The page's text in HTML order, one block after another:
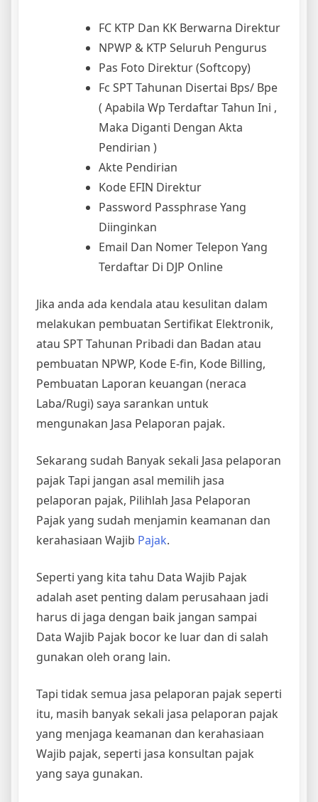
FC KTP Dan KK Berwarna Direktur
NPWP & KTP Seluruh Pengurus
Pas Foto Direktur (Softcopy)
Fc SPT Tahunan Disertai Bps/ Bpe
( Apabila Wp Terdaftar Tahun Ini ,
Maka Diganti Dengan Akta
Pendirian )
Akte Pendirian
Kode EFIN Direktur
Password Passphrase Yang
Diinginkan
Email Dan Nomer Telepon Yang
Terdaftar Di DJP Online
Jika anda ada kendala atau kesulitan dalam
melakukan pembuatan Sertifikat Elektronik,
atau SPT Tahunan Pribadi dan Badan atau
pembuatan NPWP, Kode E-fin, Kode Billing,
Pembuatan Laporan keuangan (neraca
Laba/Rugi) saya sarankan untuk
mengunakan Jasa Pelaporan pajak.
Sekarang sudah Banyak sekali Jasa pelaporan
pajak Tapi jangan asal memilih jasa
pelaporan pajak, Pilihlah Jasa Pelaporan
Pajak yang sudah menjamin keamanan dan
kerahasiaan Wajib Pajak.
Seperti yang kita tahu Data Wajib Pajak
adalah aset penting dalam perusahaan jadi
harus di jaga dengan baik jangan sampai
Data Wajib Pajak bocor ke luar dan di salah
gunakan oleh orang lain.
Tapi tidak semua jasa pelaporan pajak seperti
itu, masih banyak sekali jasa pelaporan pajak
yang menjaga keamanan dan kerahasiaan
Wajib pajak, seperti jasa konsultan pajak
yang saya gunakan.